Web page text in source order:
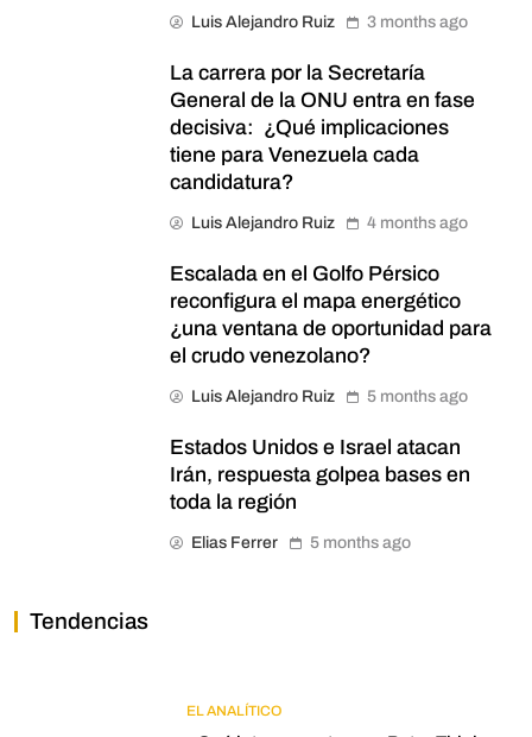
Luis Alejandro Ruiz 3 months ago
La carrera por la Secretaría
General de la ONU entra en fase
decisiva: ¿Qué implicaciones
tiene para Venezuela cada
candidatura?
Luis Alejandro Ruiz 4 months ago
Escalada en el Golfo Pérsico
reconfigura el mapa energético
¿una ventana de oportunidad para
el crudo venezolano?
Luis Alejandro Ruiz 5 months ago
Estados Unidos e Israel atacan
Irán, respuesta golpea bases en
toda la región
Elias Ferrer 5 months ago
Tendencias
EL ANALÍTICO